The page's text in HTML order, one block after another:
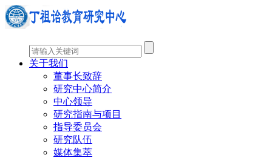
关于我们
董事长致辞
研究中心简介
中心领导
研究指南与项目
指导委员会
研究队伍
媒体集萃